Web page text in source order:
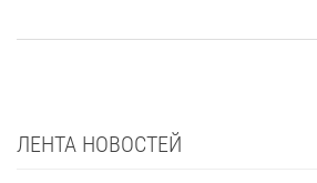
ЛЕНТА НОВОСТЕЙ